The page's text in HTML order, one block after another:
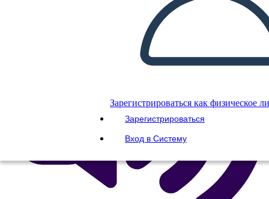
Зарегистрироваться как физическое
Зарегистрироваться
Вход в Систему